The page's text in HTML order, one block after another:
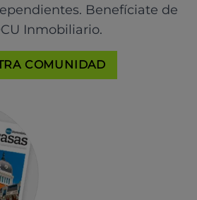
Benefíciate de
Inmobiliario.
COMUNIDAD